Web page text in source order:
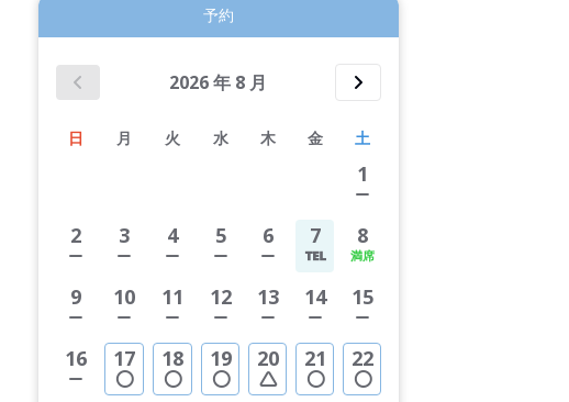
予約
2026年 8 月
日 月 火 水 木 金 土
1
2 3 4 5 6 7 8
9 10 11 12 13 14 15
16 17 18 19 20 21 22